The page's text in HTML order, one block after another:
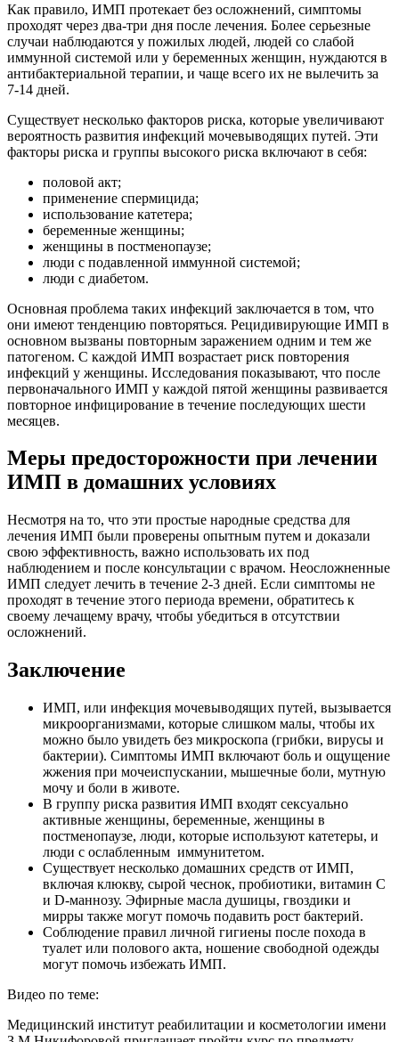
Как правило, ИМП протекает без осложнений, симптомы
проходят через два-три дня после лечения. Более серьезные
случаи наблюдаются у пожилых людей, людей со слабой
иммунной системой или у беременных женщин, нуждаются в
антибактериальной терапии, и чаще всего их не вылечить за
7-14 дней.
Существует несколько факторов риска, которые увеличивают
вероятность развития инфекций мочевыводящих путей. Эти
факторы риска и группы высокого риска включают в себя:
половой акт;
применение спермицида;
использование катетера;
беременные женщины;
женщины в постменопаузе;
люди с подавленной иммунной системой;
люди с диабетом.
Основная проблема таких инфекций заключается в том, что
они имеют тенденцию повторяться. Рецидивирующие ИМП в
основном вызваны повторным заражением одним и тем же
патогеном. С каждой ИМП возрастает риск повторения
инфекций у женщины. Исследования показывают, что после
первоначального ИМП у каждой пятой женщины развивается
повторное инфицирование в течение последующих шести
месяцев.
Меры предосторожности при лечении
ИМП в домашних условиях
Несмотря на то, что эти простые народные средства для
лечения ИМП были проверены опытным путем и доказали
свою эффективность, важно использовать их под
наблюдением и после консультации с врачом. Неосложненные
ИМП следует лечить в течение 2-3 дней. Если симптомы не
проходят в течение этого периода времени, обратитесь к
своему лечащему врачу, чтобы убедиться в отсутствии
осложнений.
Заключение
ИМП, или инфекция мочевыводящих путей, вызывается
микроорганизмами, которые слишком малы, чтобы их
можно было увидеть без микроскопа (грибки, вирусы и
бактерии). Симптомы ИМП включают боль и ощущение
жжения при мочеиспускании, мышечные боли, мутную
мочу и боли в животе.
В группу риска развития ИМП входят сексуально
активные женщины, беременные, женщины в
постменопаузе, люди, которые используют катетеры, и
люди с ослабленным иммунитетом.
Существует несколько домашних средств от ИМП,
включая клюкву, сырой чеснок, пробиотики, витамин С
и D-маннозу. Эфирные масла душицы, гвоздики и
мирры также могут помочь подавить рост бактерий.
Соблюдение правил личной гигиены после похода в
туалет или полового акта, ношение свободной одежды
могут помочь избежать ИМП.
Видео по теме:
Медицинский институт реабилитации и косметологии имени